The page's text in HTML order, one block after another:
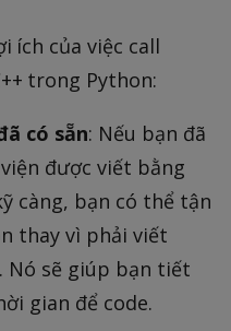
ích của việc call
trong Python:
có sẵn: Nếu bạn đã
được viết bằng
càng, bạn có thể tận
thay vì phải viết
Nó sẽ giúp bạn tiết
gian để code.